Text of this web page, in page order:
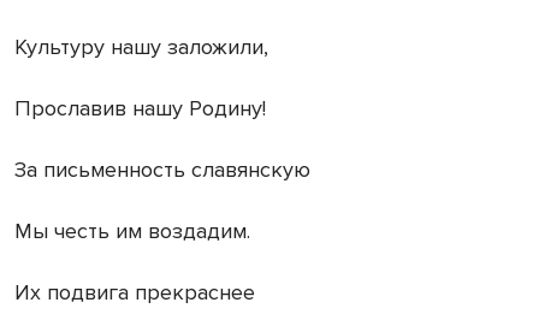
Культуру нашу заложили,
Прославив нашу Родину!
За письменность славянскую
Мы честь им воздадим.
Их подвига прекраснее